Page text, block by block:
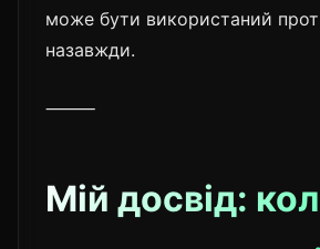
може бути використаний
назавжди.
⸻
Мій досвід: